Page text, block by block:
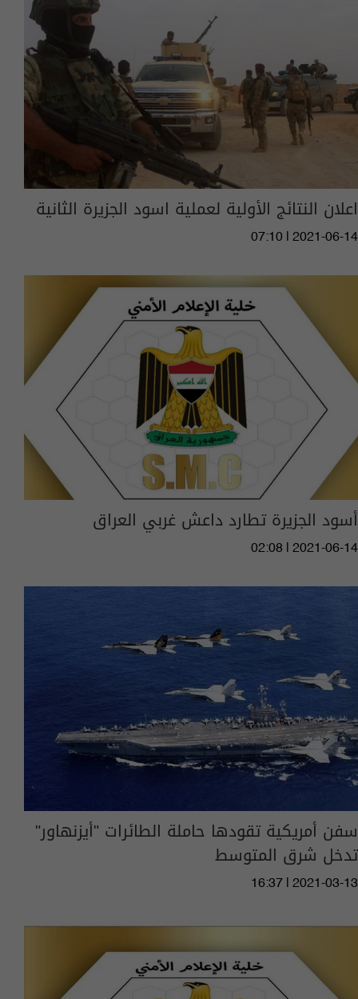
اعلان النتائج الأولية لعملية اسود الجزيرة الثانية
07:10 | 2021-06-14
أسود الجزيرة تطارد داعش غربي العراق
02:08 | 2021-06-14
سفن أمريكية تقودها حاملة الطائرات "أيزنهاور"
تدخل شرق المتوسط
16:37 | 2021-03-13